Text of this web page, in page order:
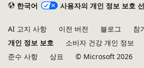
한국어 사용자의 개인 정보 보호
AI 고지 사항 이전 버전 블로그
참
개인 정보 보호
소비자 건강 개인 정보
준수 사항
상표 © Microsoft 2026